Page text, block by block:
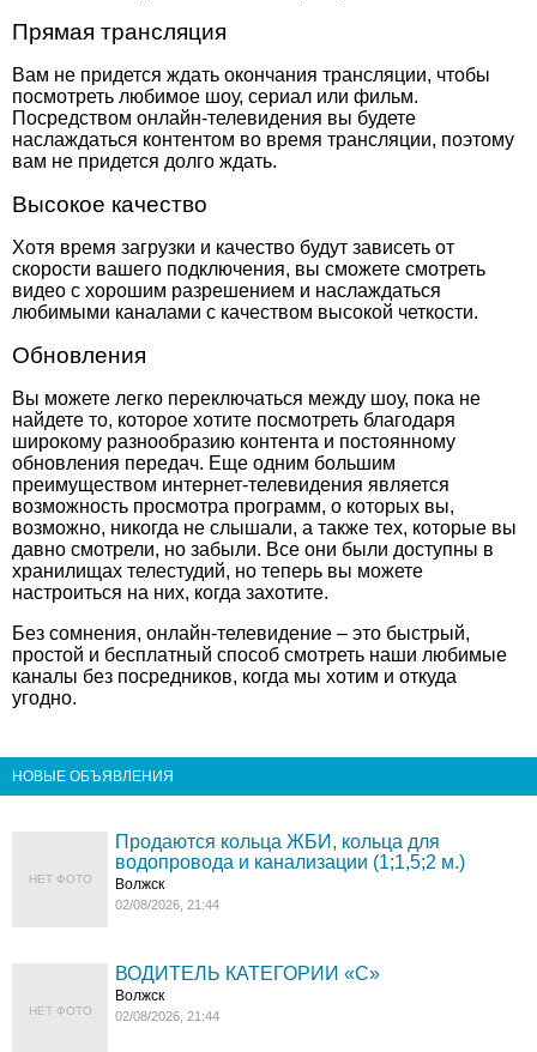
Прямая трансляция
Вам не придется ждать окончания трансляции, чтобы
посмотреть любимое шоу, сериал или фильм.
Посредством онлайн-телевидения вы будете
наслаждаться контентом во время трансляции, поэтому
вам не придется долго ждать.
Высокое качество
Хотя время загрузки и качество будут зависеть от
скорости вашего подключения, вы сможете смотреть
видео с хорошим разрешением и наслаждаться
любимыми каналами с качеством высокой четкости.
Обновления
Вы можете легко переключаться между шоу, пока не
найдете то, которое хотите посмотреть благодаря
широкому разнообразию контента и постоянному
обновления передач. Еще одним большим
преимуществом интернет-телевидения является
возможность просмотра программ, о которых вы,
возможно, никогда не слышали, а также тех, которые вы
давно смотрели, но забыли. Все они были доступны в
хранилищах телестудий, но теперь вы можете
настроиться на них, когда захотите.
Без сомнения, онлайн-телевидение – это быстрый,
простой и бесплатный способ смотреть наши любимые
каналы без посредников, когда мы хотим и откуда
угодно.
НОВЫЕ ОБЪЯВЛЕНИЯ
НЕТ ФОТО
Продаются кольца ЖБИ, кольца для
водопровода и канализации (1;1,5;2 м.)
Волжск
02/08/2026, 21:44
НЕТ ФОТО
ВОДИТЕЛЬ КАТЕГОРИИ «C»
Волжск
02/08/2026, 21:44